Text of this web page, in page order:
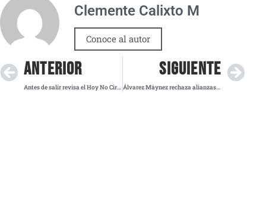
Clemente Calixto M
Conoce al autor
ANTERIOR
Antes de salir revisa el Hoy No Circula de este lunes 20 de octubre en la Megalópolis
SIGUIENTE
Álvarez Máynez rechaza alianzas electorales y exhorta a Sheinbaum enfocarse en gobernar